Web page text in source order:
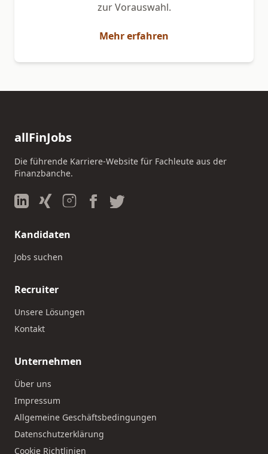
zur Vorauswahl.
Mehr erfahren
allFinJobs
Die führende Karriere-Website für Fachleute aus der
Finanzbanche.
Kandidaten
Jobs suchen
Recruiter
Unsere Lösungen
Kontakt
Unternehmen
Über uns
Impressum
Allgemeine Geschäftsbedingungen
Datenschutzerklärung
Cookie Richtlinien